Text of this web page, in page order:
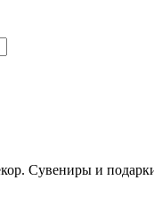
Сувениры и